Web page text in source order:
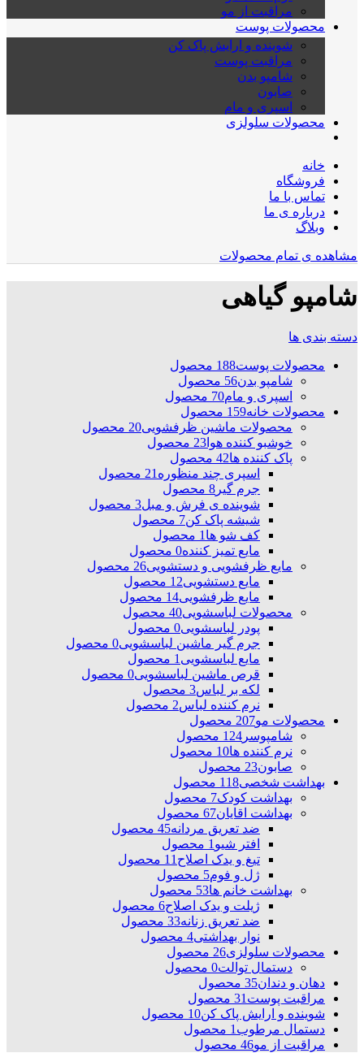
مراقبت از مو
محصولات پوست
شوینده و ارایش پاک کن
مراقبت پوست
شامپو بدن
صابون
اسپری و مام
محصولات سلولزی
خانه
فروشگاه
تماس با ما
درباره ی ما
وبلاگ
مشاهده ی تمام محصولات
شامپو گیاهی
دسته بندی ها
محصولات پوست188 محصول
شامپو بدن56 محصول
اسپری و مام70 محصول
محصولات خانه159 محصول
محصولات ماشین ظرفشویی20 محصول
خوشبو کننده هوا 23 محصول
پاک کننده ها42 محصول
اسپری چند منظوره21 محصول
جرم گیر 8 محصول
شوینده ی فرش و مبل3 محصول
شیشه پاک کن7 محصول
کف شو ها1 محصول
مایع تمیز کننده0 محصول
مایع ظرفشویی و دستشویی26 محصول
مایع دستشویی12 محصول
مایع ظرفشویی14 محصول
محصولات لباسشویی40 محصول
پودر لباسشویی0 محصول
جرم گیر ماشین لباسشویی0 محصول
مایع لباسشویی1 محصول
قرص ماشین لباسشویی0 محصول
لکه بر لباس3 محصول
نرم کننده لباس2 محصول
محصولات مو207 محصول
شامپوسر 124 محصول
نرم کننده ها10 محصول
صابون23 محصول
بهداشت شخصی118 محصول
بهداشت کودک7 محصول
بهداشت اقایان67 محصول
ضد تعریق مردانه45 محصول
افتر شیو1 محصول
تیغ و یدک اصلاح11 محصول
ژل و فوم5 محصول
بهداشت خانم ها53 محصول
ژیلت و یدک اصلاح6 محصول
ضد تعریق زنانه33 محصول
نوار بهداشتی4 محصول
محصولات سلولزی26 محصول
دستمال توالت0 محصول
دهان و دندان35 محصول
مراقبت پوست31 محصول
شوینده و ارایش پاک کن10 محصول
دستمال مرطوب1 محصول
مراقبت از مو46 محصول